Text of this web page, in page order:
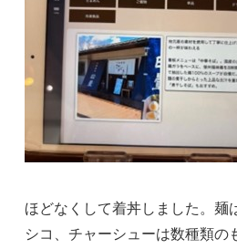
ほどなくして着丼しました。麺
シコ、チャーシューは数種類の